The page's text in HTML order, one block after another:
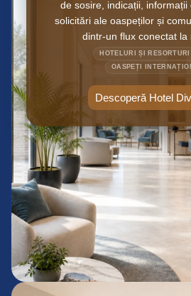
de sosire, indicații, informații
solicitări ale oaspeților și
dintr-un flux conectat la
HOTELURI ȘI RESORTURI
OASPEȚI
Descoperă Hotel